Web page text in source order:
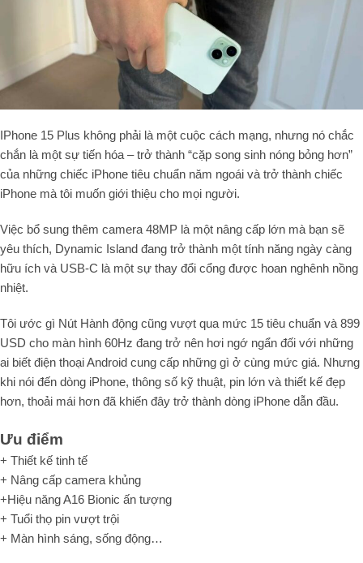
IPhone 15 Plus không phải là một cuộc cách mạng, nhưng nó chắc
chắn là một sự tiến hóa – trở thành “cặp song sinh nóng bỏng hơn”
của những chiếc iPhone tiêu chuẩn năm ngoái và trở thành chiếc
iPhone mà tôi muốn giới thiệu cho mọi người.
Việc bổ sung thêm camera 48MP là một nâng cấp lớn mà bạn sẽ
yêu thích, Dynamic Island đang trở thành một tính năng ngày càng
hữu ích và USB-C là một sự thay đổi cổng được hoan nghênh nồng
nhiệt.
Tôi ước gì Nút Hành động cũng vượt qua mức 15 tiêu chuẩn và 899
USD cho màn hình 60Hz đang trở nên hơi ngớ ngẩn đối với những
ai biết điện thoại Android cung cấp những gì ở cùng mức giá. Nhưng
khi nói đến dòng iPhone, thông số kỹ thuật, pin lớn và thiết kế đẹp
hơn, thoải mái hơn đã khiến đây trở thành dòng iPhone dẫn đầu.
Ưu điểm
+ Thiết kế tinh tế
+ Nâng cấp camera khủng
+Hiệu năng A16 Bionic ấn tượng
+ Tuổi thọ pin vượt trội
+ Màn hình sáng, sống động…